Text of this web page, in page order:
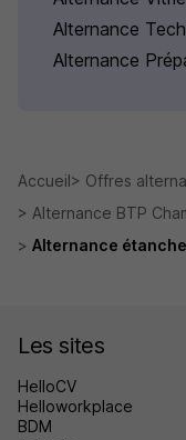
Alternance
Alternance
Accueil Offres
Alternance BTP
Alternance
Les sites
HelloCV
Helloworkplace
BDM